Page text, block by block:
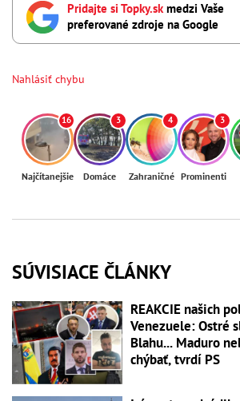
Pridajte si Topky.skmedzi Vaše
preferované zdroje na Google
Nahlásiť chybu
16
Najčítanejšie
3
Domáce
4
Zahraničné
3
Prominenti
SÚVISIACE ČLÁNKY
REAKCIE našich
Venezuele: Ostré
Blahu... Maduro
chýbať, tvrdí PS